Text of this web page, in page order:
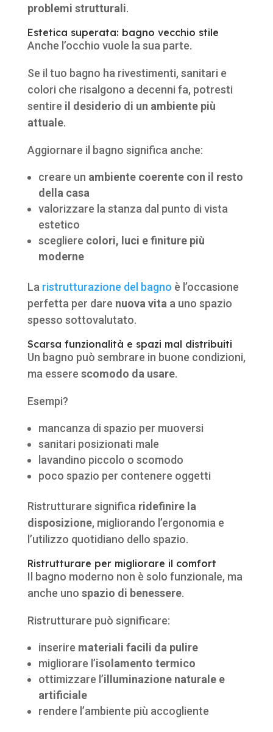
problemi strutturali.
Estetica superata: bagno vecchio stile
Anche l’occhio vuole la sua parte.
Se il tuo bagno ha rivestimenti, sanitari e
colori che risalgono a decenni fa, potresti
sentire il desiderio di un ambiente più
attuale.
Aggiornare il bagno significa anche:
creare un ambiente coerente con il resto
della casa
valorizzare la stanza dal punto di vista
estetico
scegliere colori, luci e finiture più
moderne
La ristrutturazione del bagno è l’occasione
perfetta per dare nuova vita a uno spazio
spesso sottovalutato.
Scarsa funzionalità e spazi mal distribuiti
Un bagno può sembrare in buone condizioni,
ma essere scomodo da usare.
Esempi?
mancanza di spazio per muoversi
sanitari posizionati male
lavandino piccolo o scomodo
poco spazio per contenere oggetti
Ristrutturare significa ridefinire la
disposizione, migliorando l’ergonomia e
l’utilizzo quotidiano dello spazio.
Ristrutturare per migliorare il comfort
Il bagno moderno non è solo funzionale, ma
anche uno spazio di benessere.
Ristrutturare può significare:
inserire materiali facili da pulire
migliorare l’isolamento termico
ottimizzare l’illuminazione naturale e
artificiale
rendere l’ambiente più accogliente